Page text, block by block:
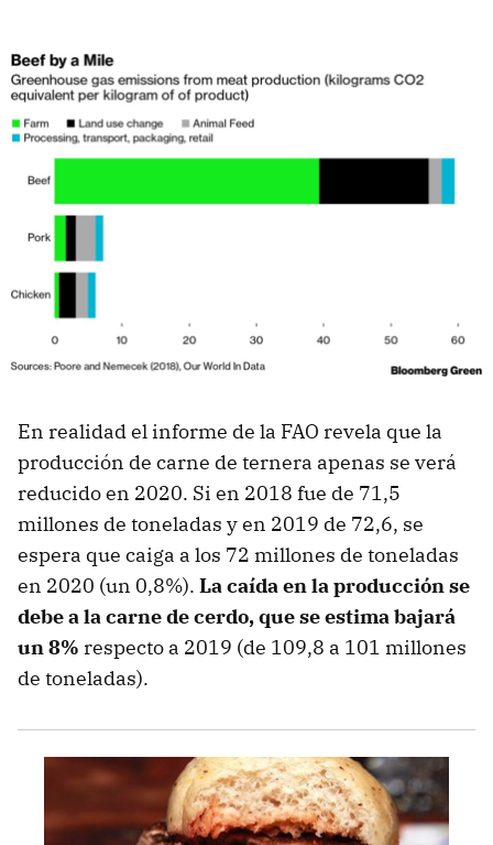
En realidad el informe de la FAO revela que la
producción de carne de ternera apenas se verá
reducido en 2020. Si en 2018 fue de 71,5
millones de toneladas y en 2019 de 72,6, se
espera que caiga a los 72 millones de toneladas
en 2020 (un 0,8%). La caída en la producción se
debe a la carne de cerdo, que se estima bajará
un 8% respecto a 2019 (de 109,8 a 101 millones
de toneladas).